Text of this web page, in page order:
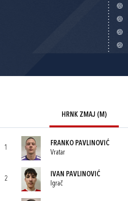
HRNK ZMAJ (M)
1
FRANKO PAVLINOVIĆ
Vratar
2
IVAN PAVLINOVIĆ
Igrač